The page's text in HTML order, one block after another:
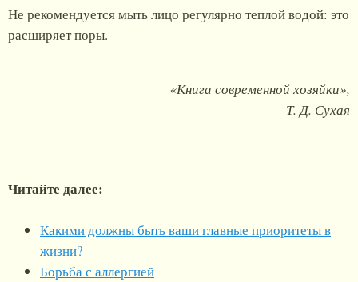
Не рекомендуется мыть лицо регулярно теплой водой: это
расширяет поры.
«Книга современной хозяйки»,
Т. Д. Сухая
Читайте далее:
Какими должны быть ваши главные приоритеты в
жизни?
Борьба с аллергией